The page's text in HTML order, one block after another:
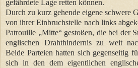
gefährdete Lage retten können.
Durch zu kurz gehende eigene schwere
von ihrer Einbruchstelle nach links
Patrouille „Mitte“ gestoßen, die bei der
englischen Drahthindernis zu weit
Beide Parteien hatten sich gegenseitig
sich in den dem eigentlichen